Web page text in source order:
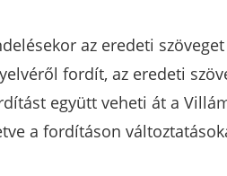
az eredeti
fordít, az eredeti
együtt veheti át a
a fordításon